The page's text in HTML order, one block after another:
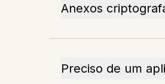
Anexos
Preciso de um